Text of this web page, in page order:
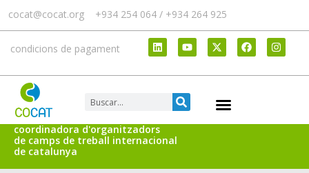
cocat@cocat.org +934 254 064 / +934 264 925
condicions de pagament
coordinadora d'organitzadors
de camps de treball internacional
de catalunya